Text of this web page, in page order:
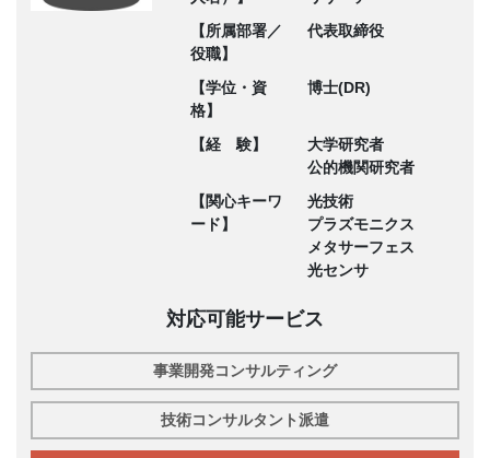
【所属部署／
役職】
代表取締役
【学位・資
格】
博士(DR)
【経 験】
大学研究者
公的機関研究者
【関心キーワ
ード】
光技術
プラズモニクス
メタサーフェス
光センサ
対応可能サービス
事業開発コンサルティング
技術コンサルタント派遣